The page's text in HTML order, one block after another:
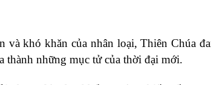
và khó khăn của nhân loại, Thiên Chúa
thành những mục tử của thời đại mới.